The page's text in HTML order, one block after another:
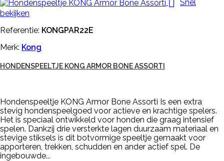
 Snel
bekijken
Referentie: KONGPAR22E
Merk: Kong
HONDENSPEELTJE KONG ARMOR BONE ASSORTI
Hondenspeeltje KONG Armor Bone Assorti Is een extra
stevig hondenspeelgoed voor actieve en krachtige spelers.
Het is speciaal ontwikkeld voor honden die graag intensief
spelen. Dankzij drie versterkte lagen duurzaam materiaal en
stevige stiksels is dit botvormige speeltje gemaakt voor
apporteren, trekken, schudden en ander actief spel. De
ingebouwde...